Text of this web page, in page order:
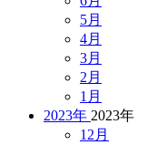
5月
4月
3月
2月
1月
2023年 2023年
12月